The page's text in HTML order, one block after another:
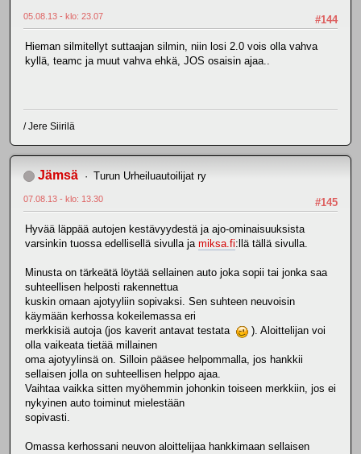
#144
05.08.13 - klo: 23.07
Hieman silmitellyt suttaajan silmin, niin losi 2.0 vois olla vahva
kyllä, teamc ja muut vahva ehkä, JOS osaisin ajaa..
/ Jere Siirilä
Jämsä Turun Urheiluautoilijat ry
#145
07.08.13 - klo: 13.30
Hyvää läppää autojen kestävyydestä ja ajo-ominaisuuksista
varsinkin tuossa edellisellä sivulla ja miksa.fi:llä tällä sivulla.
Minusta on tärkeätä löytää sellainen auto joka sopii tai jonka saa
suhteellisen helposti rakennettua
kuskin omaan ajotyyliin sopivaksi. Sen suhteen neuvoisin
käymään kerhossa kokeilemassa eri
merkkisiä autoja (jos kaverit antavat testata
). Aloittelijan voi
olla vaikeata tietää millainen
oma ajotyylinsä on. Silloin pääsee helpommalla, jos hankkii
sellaisen jolla on suhteellisen helppo ajaa.
Vaihtaa vaikka sitten myöhemmin johonkin toiseen merkkiin, jos ei
nykyinen auto toiminut mielestään
sopivasti.
Omassa kerhossani neuvon aloittelijaa hankkimaan sellaisen